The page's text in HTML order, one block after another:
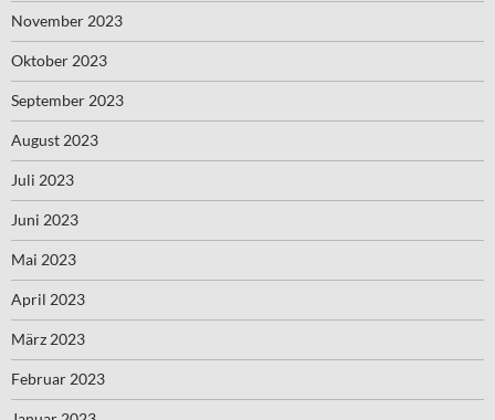
November 2023
Oktober 2023
September 2023
August 2023
Juli 2023
Juni 2023
Mai 2023
April 2023
März 2023
Februar 2023